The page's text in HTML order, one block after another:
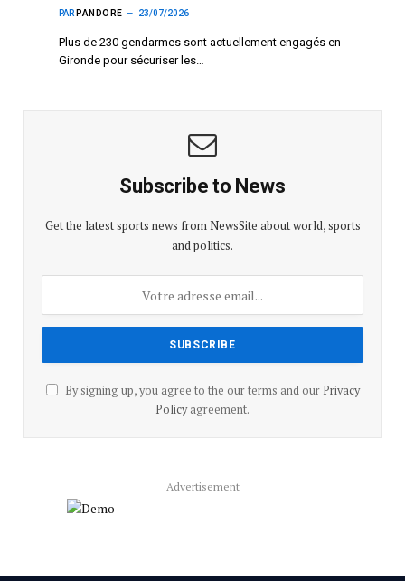
PAR PANDORE 23/07/2026
Plus de 230 gendarmes sont actuellement engagés en
Gironde pour sécuriser les…
Subscribe to News
Get the latest sports news from NewsSite about world, sports
and politics.
By signing up, you agree to the our terms and our Privacy
Policyagreement.
Advertisement